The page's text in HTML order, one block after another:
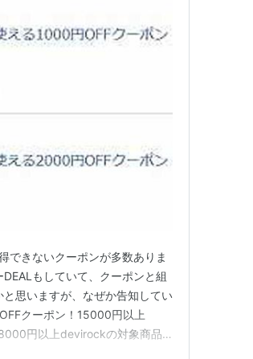
できないクーポンが多数ありま
もしていて、クーポンと組
思いますが、なぜか告知してい
クーポン！15000円以上​​
円以上​​devirockの対象商品